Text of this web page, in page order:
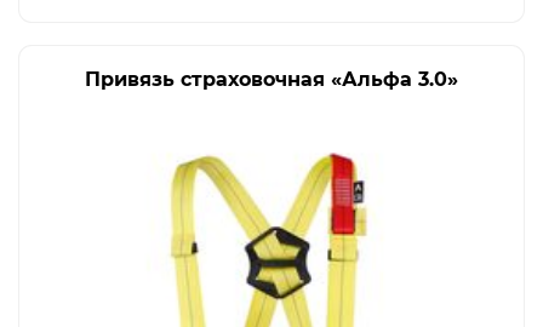
Привязь страховочная «Альфа 3.0»